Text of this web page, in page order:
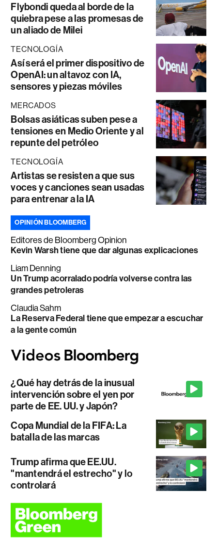
Flybondi queda al borde de la
quiebra pese a las promesas de
un aliado de Milei
TECNOLOGÍA
Así será el primer dispositivo de
OpenAI: un altavoz con IA,
sensores y piezas móviles
MERCADOS
Bolsas asiáticas suben pese a
tensiones en Medio Oriente y al
repunte del petróleo
TECNOLOGÍA
Artistas se resisten a que sus
voces y canciones sean usadas
para entrenar a la IA
OPINIÓN BLOOMBERG
Editores de Bloomberg Opinion
Kevin Warsh tiene que dar algunas explicaciones
Liam Denning
Un Trump acorralado podría volverse contra las
grandes petroleras
Claudia Sahm
La Reserva Federal tiene que empezar a escuchar
a la gente común
¿Qué hay detrás de la inusual
intervención sobre el yen por
parte de EE. UU. y Japón?
Copa Mundial de la FIFA: La
batalla de las marcas
Trump afirma que EE.UU.
"mantendrá el estrecho" y lo
controlará